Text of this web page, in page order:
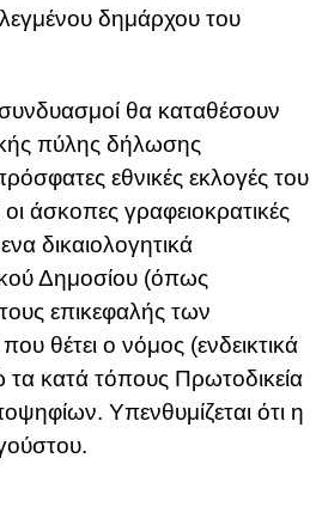
δημάρχου του
συνδυασμοί θα καταθέσουν
πύλης δήλωσης
εθνικές εκλογές του
άσκοπες γραφειοκρατικές
δικαιολογητικά
Δημοσίου (όπως
επικεφαλής των
θέτει ο νόμος (ενδεικτικά
κατά τόπους Πρωτοδικεία
Υπενθυμίζεται ότι η